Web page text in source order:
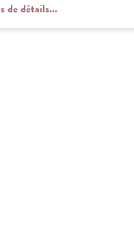
de détails...